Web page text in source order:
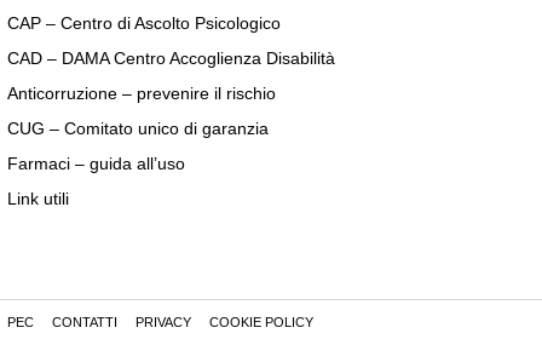
CAP – Centro di Ascolto Psicologico
CAD – DAMA Centro Accoglienza Disabilità
Anticorruzione – prevenire il rischio
CUG – Comitato unico di garanzia
Farmaci – guida all’uso
Link utili
PEC CONTATTI PRIVACY COOKIE POLICY